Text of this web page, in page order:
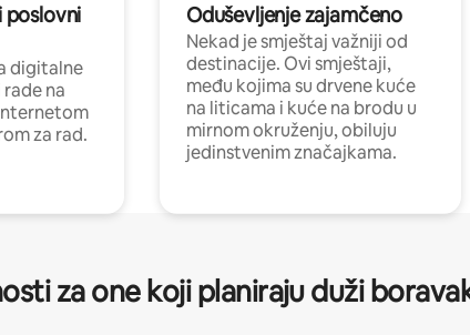
poslovni
digitalne
na
za rad.
Oduševljenje zajamčeno
Nekad je smještaj važniji od
destinacije. Ovi smještaji,
među kojima su drvene kuće
na liticama i kuće na brodu u
mirnom okruženju, obiluju
jedinstvenim značajkama.
za one koji planiraju duži